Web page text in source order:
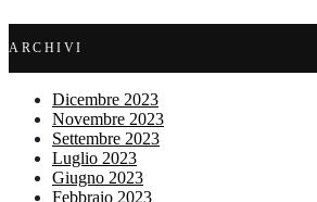
ARCHIVI
Dicembre 2023
Novembre 2023
Settembre 2023
Luglio 2023
Giugno 2023
Febbraio 2023